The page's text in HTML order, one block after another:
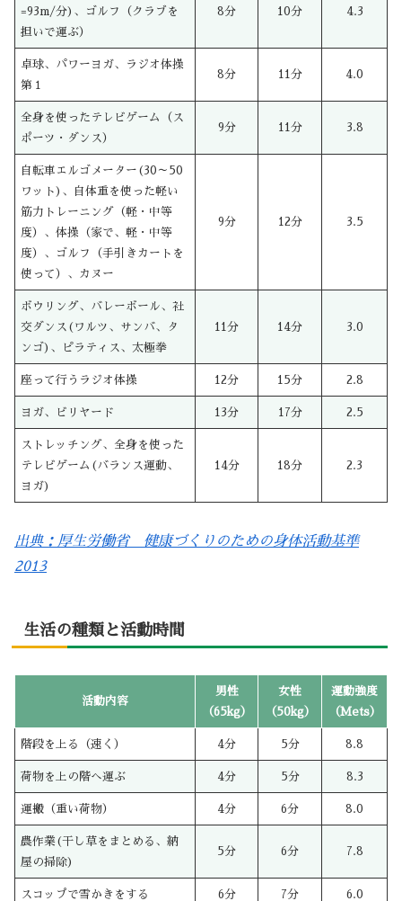
=93m/分)、ゴルフ（クラブを
担いで運ぶ）
8分 10分 4.3
卓球、パワーヨガ、ラジオ体操
第１
8分 11分 4.0
全身を使ったテレビゲーム（ス
ポーツ・ダンス）
9分 11分 3.8
自転車エルゴメーター(30～50
ワット)、自体重を使った軽い
筋力トレーニング（軽・中等
度）、体操（家で、軽・中等
度）、ゴルフ（手引きカートを
使って）、カヌー
9分 12分 3.5
ボウリング、バレーボール、社
交ダンス(ワルツ、サンバ、タ
ンゴ)、ピラティス、太極拳
11分 14分 3.0
座って行うラジオ体操 12分 15分 2.8
ヨガ、ビリヤード 13分 17分 2.5
ストレッチング、全身を使った
テレビゲーム(バランス運動、
ヨガ)
14分 18分 2.3
出典：厚生労働省 健康づくりのための身体活動基準
2013
生活の種類と活動時間
活動内容
男性
（65kg）
女性
（50kg）
運動強度
（Mets）
階段を上る（速く） 4分 5分 8.8
荷物を上の階へ運ぶ 4分 5分 8.3
運搬（重い荷物） 4分 6分 8.0
農作業(干し草をまとめる、納
屋の掃除)
5分 6分 7.8
スコップで雪かきをする 6分 7分 6.0